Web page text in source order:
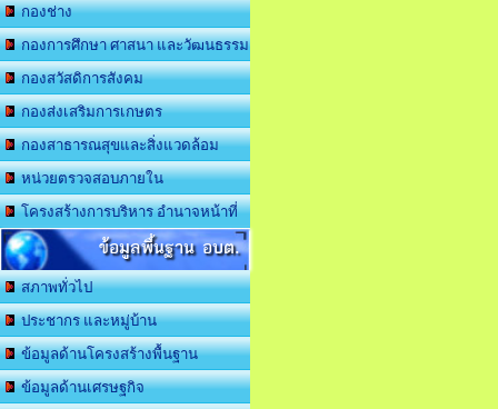
กองช่าง
กองการศึกษา ศาสนา และวัฒนธรรม
กองสวัสดิการสังคม
กองส่งเสริมการเกษตร
กองสาธารณสุขและสิ่งแวดล้อม
หน่วยตรวจสอบภายใน
โครงสร้างการบริหาร อำนาจหน้าที่
ข้อมูลพื้นฐาน อบต.
สภาพทั่วไป
ประชากร และหมู่บ้าน
ข้อมูลด้านโครงสร้างพื้นฐาน
ข้อมูลด้านเศรษฐกิจ